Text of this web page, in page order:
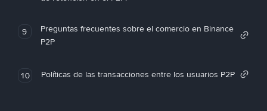
9
Preguntas frecuentes sobre el comercio en Binance
P2P
10 Políticas de las transacciones entre los usuarios P2P